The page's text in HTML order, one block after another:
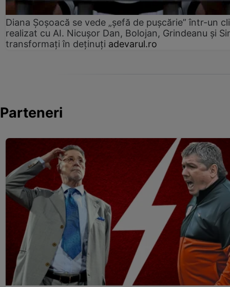
Diana Șoșoacă se vede „șefă de pușcărie” într-un
realizat cu AI. Nicușor Dan, Bolojan, Grindeanu și
transformați în deținuți adevarul.ro
Parteneri